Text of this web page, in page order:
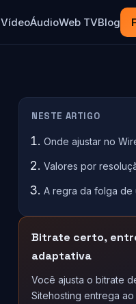
VídeoÁudioWeb TVBlog
NESTE ARTIGO
Onde ajustar no
Valores por
A regra da folga de
Bitrate certo,
adaptativa
Você ajusta o bitrate
Sitehosting entrega